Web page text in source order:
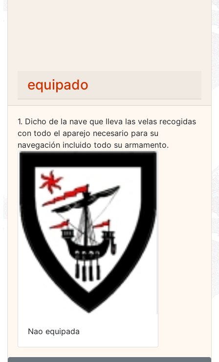
equipado
1. Dicho de la nave que lleva las velas recogidas
con todo el aparejo necesario para su
navegación incluido todo su armamento.
Nao equipada